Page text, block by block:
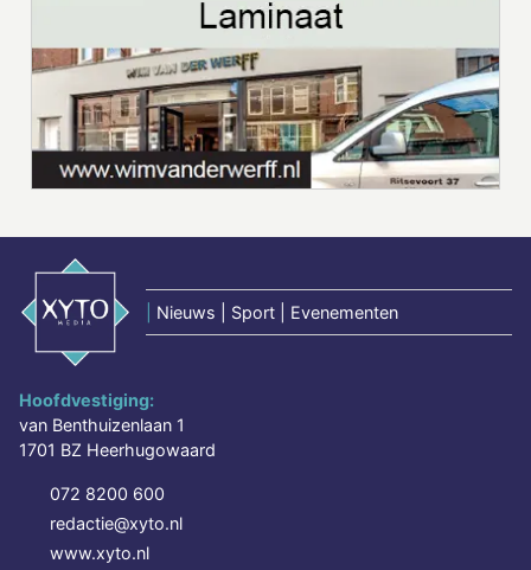
Nieuws | Sport | Evenementen
Hoofdvestiging:
van Benthuizenlaan 1
1701 BZ Heerhugowaard
072 8200 600
redactie@xyto.nl
www.xyto.nl